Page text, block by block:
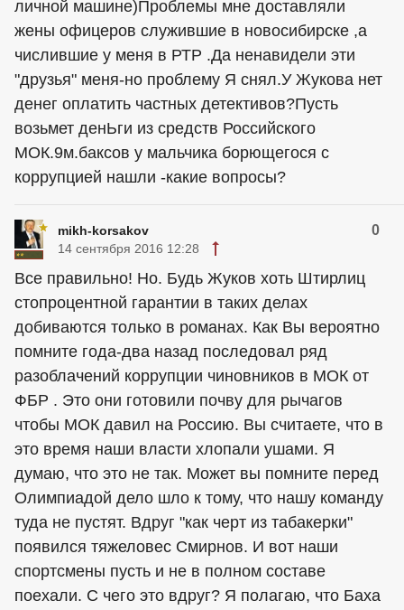
личной машине)Проблемы мне доставляли
жены офицеров служившие в новосибирске ,а
числившие у меня в РТР .Да ненавидели эти
"друзья" меня-но проблему Я снял.У Жукова нет
денег оплатить частных детективов?Пусть
возьмет денЬги из средств Российского
МОК.9м.баксов у мальчика борющегося с
коррупцией нашли -какие вопросы?
mikh-korsakov 0
14 сентября 2016 12:28
Все правильно! Но. Будь Жуков хоть Штирлиц
стопроцентной гарантии в таких делах
добиваются только в романах. Как Вы вероятно
помните года-два назад последовал ряд
разоблачений коррупции чиновников в МОК от
ФБР . Это они готовили почву для рычагов
чтобы МОК давил на Россию. Вы считаете, что в
это время наши власти хлопали ушами. Я
думаю, что это не так. Может вы помните перед
Олимпиадой дело шло к тому, что нашу команду
туда не пустят. Вдруг "как черт из табакерки"
появился тяжеловес Смирнов. И вот наши
спортсмены пусть и не в полном составе
поехали. С чего это вдруг? Я полагаю, что Баха